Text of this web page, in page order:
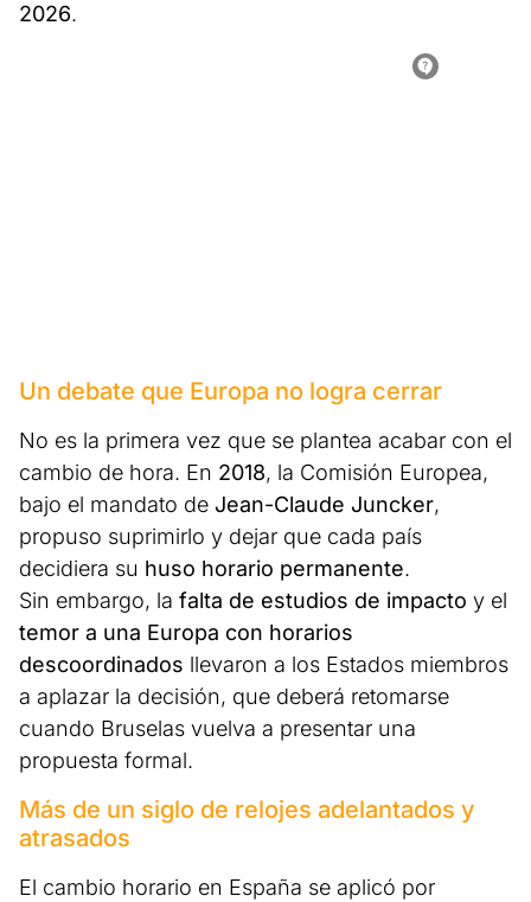
2026.
Un debate que Europa no logra cerrar
No es la primera vez que se plantea acabar con el
cambio de hora. En 2018, la Comisión Europea,
bajo el mandato de Jean-Claude Juncker,
propuso suprimirlo y dejar que cada país
decidiera su huso horario permanente.
Sin embargo, la falta de estudios de impacto y el
temor a una Europa con horarios
descoordinados llevaron a los Estados miembros
a aplazar la decisión, que deberá retomarse
cuando Bruselas vuelva a presentar una
propuesta formal.
Más de un siglo de relojes adelantados y
atrasados
El cambio horario en España se aplicó por